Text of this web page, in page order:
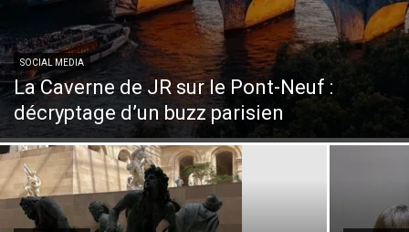
SOCIAL MEDIA
La Caverne de JR sur le Pont-Neuf :
décryptage d’un buzz parisien